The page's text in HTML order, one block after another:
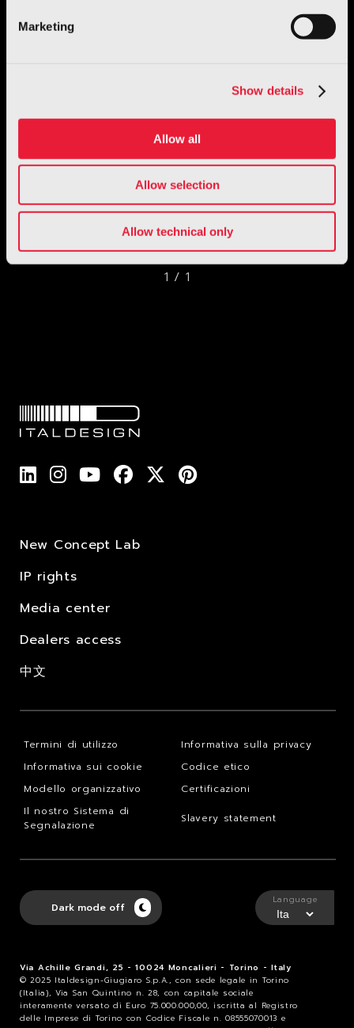
Marketing
Show details
Allow all
Allow selection
Allow technical only
1 / 1
New Concept Lab
IP rights
Media center
Dealers access
中文
Termini di utilizzo
Informativa sulla privacy
Informativa sui cookie
Codice etico
Modello organizzativo
Certificazioni
Il nostro Sistema di
Segnalazione
Slavery statement
Via Achille Grandi, 25 - 10024 Moncalieri - Torino - Italy
© 2025 Italdesign-Giugiaro S.p.A., con sede legale in Torino
(Italia), Via San Quintino n. 28, con capitale sociale
interamente versato di Euro 75.000.000,00, iscritta al Registro
delle Imprese di Torino con Codice Fiscale n. 08555070013 e
Dark mode off
Language